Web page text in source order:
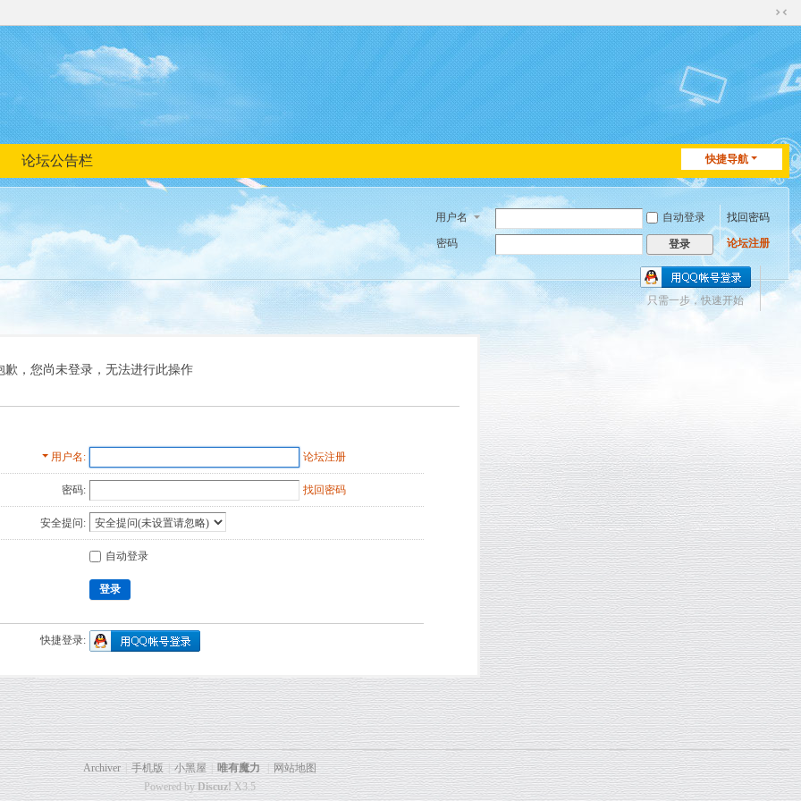
切
换
到
窄
版
快捷导航
论坛公告栏
用户名 自动登录 找回密码
密码 登录 论坛注册
只需一步，快速开始
歉，您尚未登录，无法进行此操作
用户名 论坛注册
密码: 找回密码
安全提问:
自动登录
登录
快捷登录:
Archiver | 手机版 | 小黑屋 | 唯有魔力 | 网站地图
Powered byDiscuz! X3.5